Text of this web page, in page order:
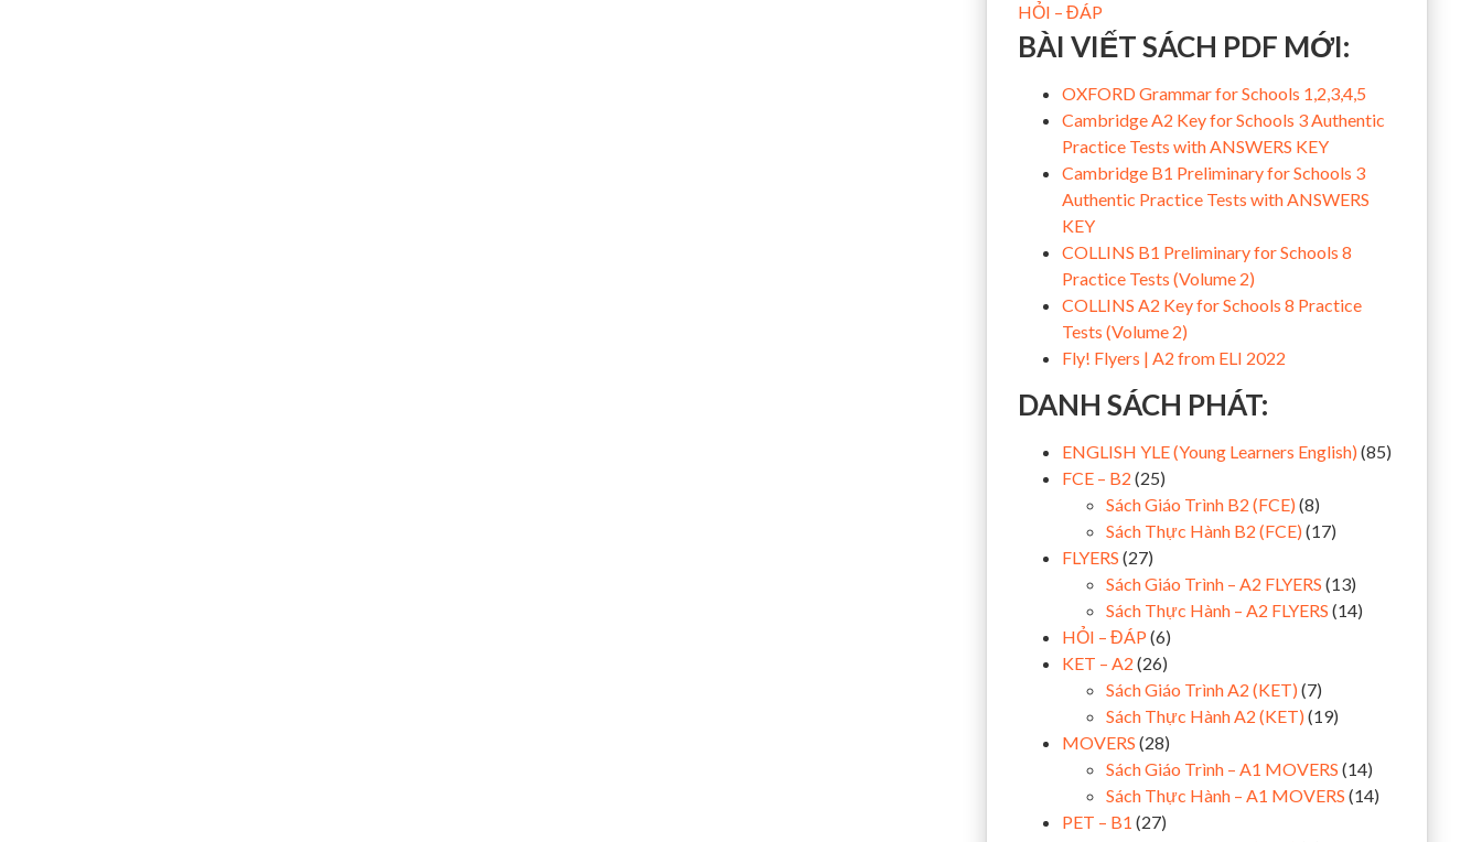
HỎI – ĐÁP
BÀI VIẾT SÁCH PDF MỚI:
OXFORD Grammar for Schools 1,2,3,4,5
Cambridge A2 Key for Schools 3 Authentic
Practice Tests with ANSWERS KEY
Cambridge B1 Preliminary for Schools 3
Authentic Practice Tests with ANSWERS
KEY
COLLINS B1 Preliminary for Schools 8
Practice Tests (Volume 2)
COLLINS A2 Key for Schools 8 Practice
Tests (Volume 2)
Fly! Flyers | A2 from ELI 2022
DANH SÁCH PHÁT:
ENGLISH YLE (Young Learners English) (85)
FCE – B2 (25)
Sách Giáo Trình B2 (FCE) (8)
Sách Thực Hành B2 (FCE) (17)
FLYERS (27)
Sách Giáo Trình – A2 FLYERS (13)
Sách Thực Hành – A2 FLYERS (14)
HỎI – ĐÁP (6)
KET – A2 (26)
Sách Giáo Trình A2 (KET) (7)
Sách Thực Hành A2 (KET) (19)
MOVERS (28)
Sách Giáo Trình – A1 MOVERS (14)
Sách Thực Hành – A1 MOVERS (14)
PET – B1 (27)